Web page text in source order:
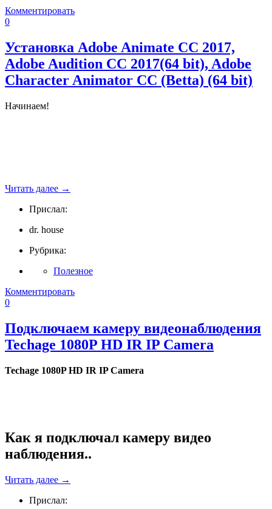
Комментировать
0
Установка Adobe Animate CC 2017,
Adobe Audition CC 2017(64 bit), Adobe
Character Animator CC (Betta) (64 bit)
Начинаем!
Читать далее →
Прислал:
dr. house
Рубрика:
Полезное
Комментировать
0
Подключаем камеру видеонаблюдения
Techage 1080P HD IR IP Camera
Techage 1080P HD IR IP Camera
Как я подключал камеру видео
наблюдения..
Читать далее →
Прислал: